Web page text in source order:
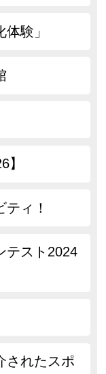
験」
】
ィ！
テスト2024
されたスポ